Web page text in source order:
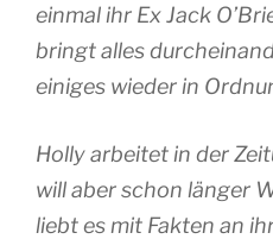
einmal ihr Ex Jack
bringt alles
einiges wieder in
Holly arbeitet in der
will aber schon länger
liebt es mit Fakten an